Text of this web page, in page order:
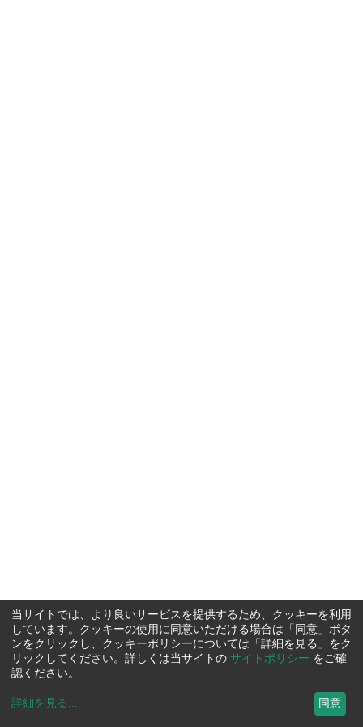
当サイトでは、より良いサービスを提供するため、クッキーを利用
しています。クッキーの使用に同意いただける場合は「同意」ボタ
ンをクリックし、クッキーポリシーについては「詳細を見る」をク
リックしてください。詳しくは当サイトの サイトポリシー をご確
認ください。
詳細を見る ... 同意